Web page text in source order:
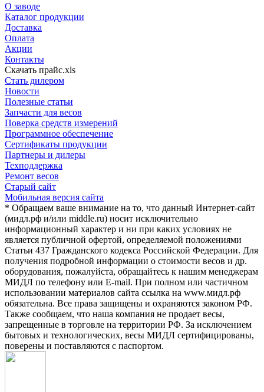
О заводе
Каталог продукции
Доставка
Оплата
Акции
Контакты
Скачать прайс.xls
Стать дилером
Новости
Полезные статьи
Запчасти для весов
Поверка средств измерений
Программное обеспечение
Сертификаты продукции
Партнеры и дилеры
Техподдержка
Ремонт весов
Старый сайт
Мобильная версия сайта
* Обращаем ваше внимание на то, что данный Интернет-сайт
(мидл.рф и/или middle.ru) носит исключительно
информационный характер и ни при каких условиях не
является публичной офертой, определяемой положениями
Статьи 437 Гражданского кодекса Российской Федерации. Для
получения подробной информации о стоимости весов и др.
оборудования, пожалуйста, обращайтесь к нашим менеджерам
МИДЛ по телефону или E-mail. При полном или частичном
использовании материалов сайта ссылка на www.мидл.рф
обязательна. Все права защищены и охраняются законом РФ.
Также сообщаем, что наша компания не продает весы,
запрещенные в торговле на территории РФ. За исключением
бытовых и технологических, весы МИДЛ сертифицированы,
поверены и поставляются с паспортом.